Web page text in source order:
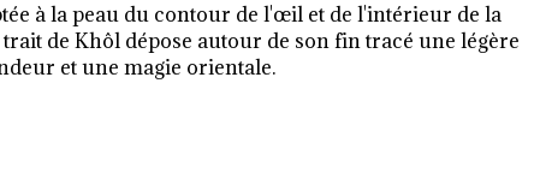
à la peau du contour de l'œil et de l'intérieur de la
de Khôl dépose autour de son fin tracé une légère
et une magie orientale.